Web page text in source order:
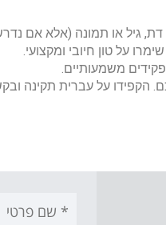
דת, גיל או תמונה (אלא אם
על טון חיובי ומקצועי.
משמעותיים.
הקפידו על עברית תקינה